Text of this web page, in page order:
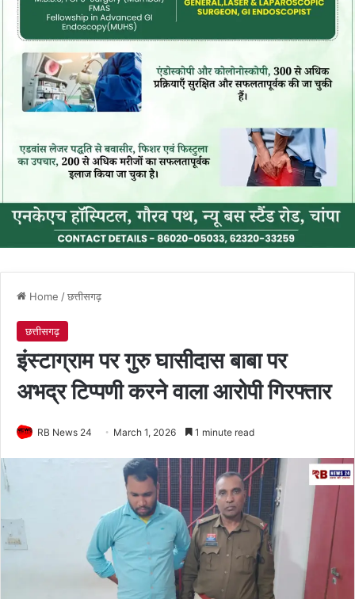
Home /छत्तीसगढ़
छत्तीसगढ़
इंस्टाग्राम पर गुरु घासीदास बाबा पर
अभद्र टिप्पणी करने वाला आरोपी गिरफ्तार
RB News 24 March 1, 2026 1 minute read